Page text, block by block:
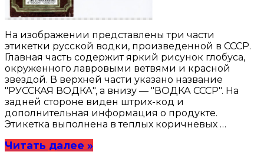
На изображении представлены три части
этикетки русской водки, произведенной в СССР.
Главная часть содержит яркий рисунок глобуса,
окруженного лавровыми ветвями и красной
звездой. В верхней части указано название
"РУССКАЯ ВОДКА", а внизу — "ВОДКА СССР". На
задней стороне виден штрих-код и
дополнительная информация о продукте.
Этикетка выполнена в теплых коричневых …
Читать далее »